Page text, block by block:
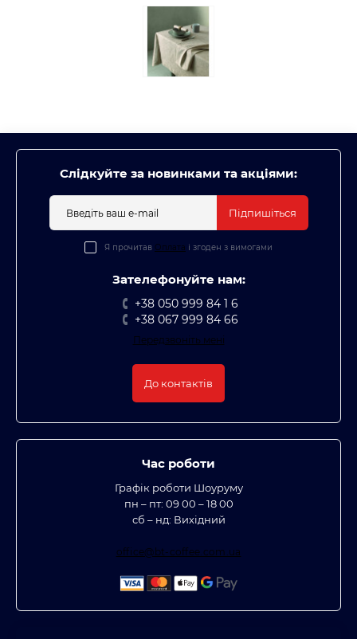
Слідкуйте за новинками та акціями:
Підпишіться
Я прочитав Оплата і згоден з вимогами
Зателефонуйте нам:
+38 050 999 84 1 6
+38 067 999 84 66
Передзвоніть мені
До контактів
Час роботи
Графік роботи Шоуруму
пн – пт: 09 00 – 18 00
сб – нд: Вихідний
office@bt-coffee.com.ua